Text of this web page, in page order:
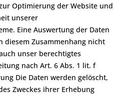
Optimierung der Website und
unserer
Eine Auswertung der Daten
diesem Zusammenhang nicht
unser berechtigtes
nach Art. 6 Abs. 1 lit. f
Die Daten werden gelöscht,
Zweckes ihrer Erhebung